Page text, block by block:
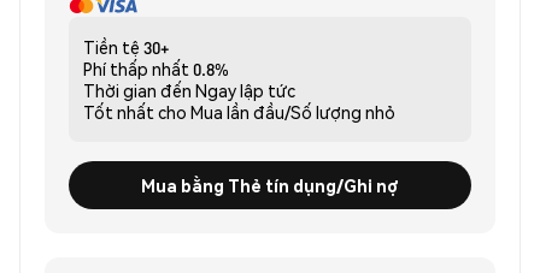
Tiền tệ 30+
Phí thấp nhất 0.8%
Thời gian đến Ngay lập tức
Tốt nhất cho Mua lần đầu/Số lượng nhỏ
Mua bằng Thẻ tín dụng/Ghi nợ